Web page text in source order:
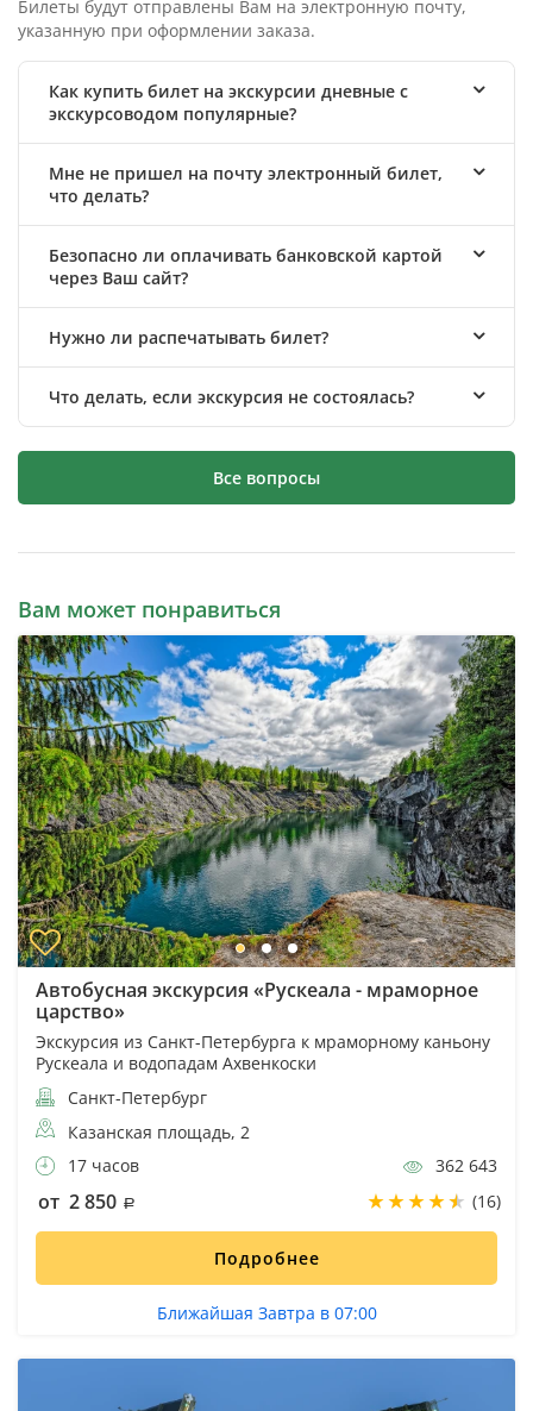
Билеты будут отправлены Вам на электронную почту,
указанную при оформлении заказа.
Как купить билет на экскурсии дневные с
экскурсоводом популярные?
Мне не пришел на почту электронный билет,
что делать?
Безопасно ли оплачивать банковской картой
через Ваш сайт?
Нужно ли распечатывать билет?
Что делать, если экскурсия не состоялась?
Все вопросы
Вам может понравиться
Автобусная экскурсия «Рускеала - мраморное
царство»
Экскурсия из Санкт-Петербурга к мраморному каньону
Рускеала и водопадам Ахвенкоски
Санкт-Петербург
Казанская площадь, 2
17 часов
362 643
от 2 850 (16)
Подробнее
Ближайшая Завтра в 07:00